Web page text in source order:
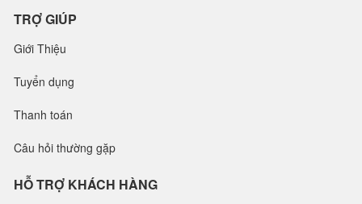
TRỢ GIÚP
Giới Thiệu
Tuyển dụng
Thanh toán
Câu hỏi thường gặp
HỖ TRỢ KHÁCH HÀNG